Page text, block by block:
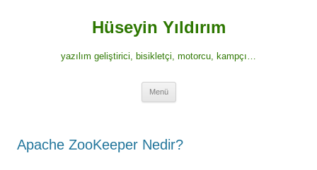
Hüseyin Yıldırım
yazılım geliştirici, bisikletçi, motorcu, kampçı…
Menü
Apache ZooKeeper Nedir?